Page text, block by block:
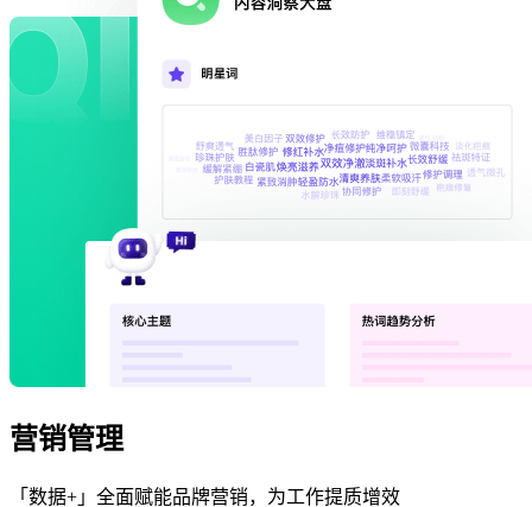
营销管理
「数据+」全面赋能品牌营销，为工作提质增效